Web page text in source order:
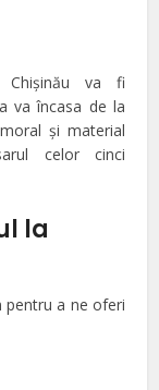
Chişinău va fi
va încasa de la
şi material
celor cinci
la
pentru a ne oferi